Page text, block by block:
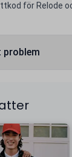
för Relode
problem